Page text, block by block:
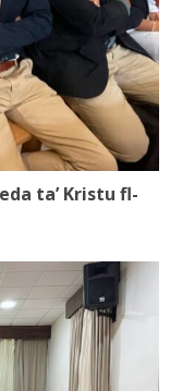
ta’ Kristu fl-